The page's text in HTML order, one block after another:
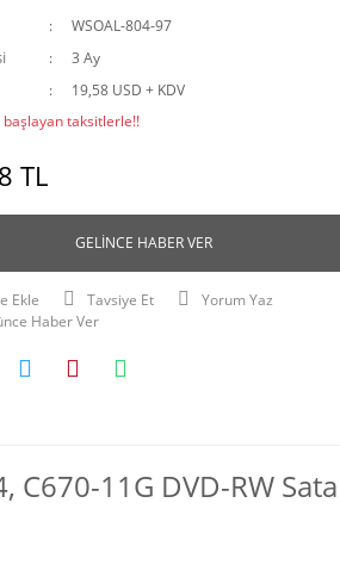
WSOAL-804-97
3 Ay
19,58 USD + KDV
başlayan taksitlerle!!
TL
GELİNCE HABER VER
Tavsiye Et
Yorum Yaz
Haber Ver
C670-11G DVD-RW Sata